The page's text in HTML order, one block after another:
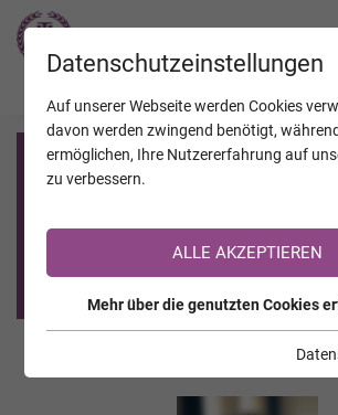
Registrierung auf
Sie sind noch nicht auf
>> zur kostenlosen
Datenschutzeinstellungen
Auf unserer Webseite werden Cookies
davon werden zwingend benötigt,
ermöglichen, Ihre Nutzererfahrung auf
zu verbessern.
ALLE AKZEPTIEREN
Mehr über die genutzten Cookies
JAHRESTAGE KALENDER